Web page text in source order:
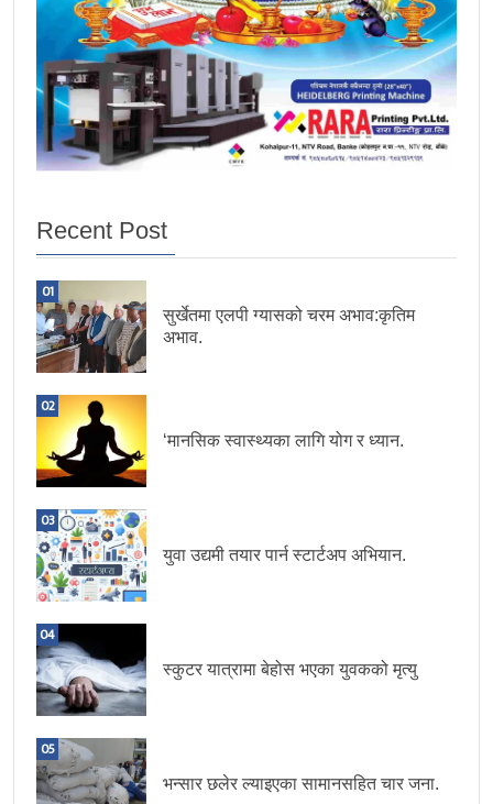
Recent Post
01
सुर्खेतमा एलपी ग्यासको चरम अभाव:कृतिम
अभाव.
02
‘मानसिक स्वास्थ्यका लागि योग र ध्यान.
03
युवा उद्यमी तयार पार्न स्टार्टअप अभियान.
04
स्कुटर यात्रामा बेहोस भएका युवकको मृत्यु
05
भन्सार छलेर ल्याइएका सामानसहित चार जना.